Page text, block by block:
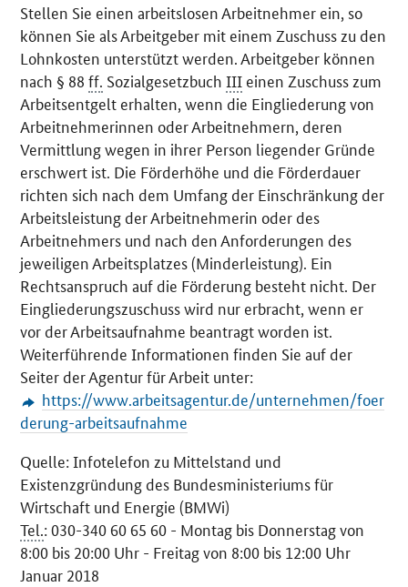
Stellen Sie einen arbeitslosen Arbeitnehmer ein, so
können Sie als Arbeitgeber mit einem Zuschuss zu den
Lohnkosten unterstützt werden. Arbeitgeber können
nach § 88ff. SozialgesetzbuchIII einen Zuschuss zum
Arbeitsentgelt erhalten, wenn die Eingliederung von
Arbeitnehmerinnen oder Arbeitnehmern, deren
Vermittlung wegen in ihrer Person liegender Gründe
erschwert ist. Die Förderhöhe und die Förderdauer
richten sich nach dem Umfang der Einschränkung der
Arbeitsleistung der Arbeitnehmerin oder des
Arbeitnehmers und nach den Anforderungen des
jeweiligen Arbeitsplatzes (Minderleistung). Ein
Rechtsanspruch auf die Förderung besteht nicht. Der
Eingliederungszuschuss wird nur erbracht, wenn er
vor der Arbeitsaufnahme beantragt worden ist.
Weiterführende Informationen finden Sie auf der
Seiter der Agentur für Arbeit unter:
https://www.arbeitsagentur.de/unternehmen/foer
derung-arbeitsaufnahme
Quelle: Infotelefon zu Mittelstand und
Existenzgründung des Bundesministeriums für
Wirtschaft und Energie (BMWi)
Tel.: 030-340 60 65 60 - Montag bis Donnerstag von
8:00 bis 20:00 Uhr - Freitag von 8:00 bis 12:00 Uhr
Januar 2018